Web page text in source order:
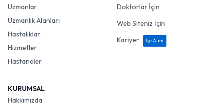
Uzmanlar
Uzmanlık Alanları
Hastalıklar
Hizmetler
Hastaneler
Doktorlar İçin
Web Siteniz İçin
Kariyer
İşe Alım
KURUMSAL
Hakkımızda